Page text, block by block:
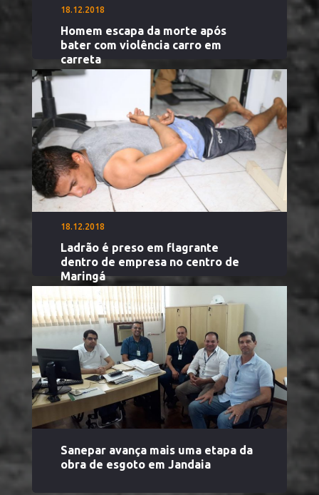
18.12.2018
Homem escapa da morte após
bater com violência carro em
carreta
18.12.2018
Ladrão é preso em flagrante
dentro de empresa no centro de
Maringá
Sanepar avança mais uma etapa da
obra de esgoto em Jandaia